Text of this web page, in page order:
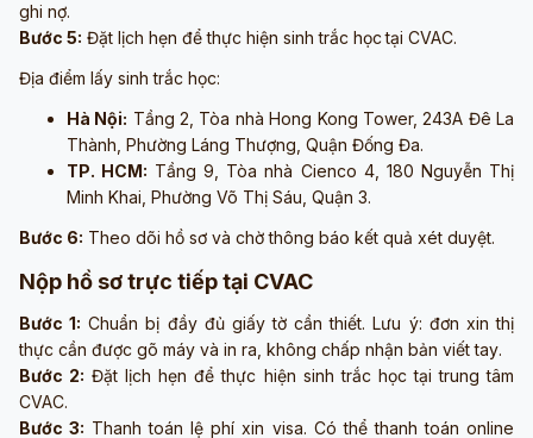
ghi nợ.
Bước 5: Đặt lịch hẹn để thực hiện sinh trắc học tại CVAC.
Địa điểm lấy sinh trắc học:
Hà Nội: Tầng 2, Tòa nhà Hong Kong Tower, 243A Đê La
Thành, Phường Láng Thượng, Quận Đống Đa.
TP. HCM: Tầng 9, Tòa nhà Cienco 4, 180 Nguyễn Thị
Minh Khai, Phường Võ Thị Sáu, Quận 3.
Bước 6: Theo dõi hồ sơ và chờ thông báo kết quả xét duyệt.
Nộp hồ sơ trực tiếp tại CVAC
Bước 1: Chuẩn bị đầy đủ giấy tờ cần thiết. Lưu ý: đơn xin thị
thực cần được gõ máy và in ra, không chấp nhận bản viết tay.
Bước 2: Đặt lịch hẹn để thực hiện sinh trắc học tại trung tâm
CVAC.
Bước 3: Thanh toán lệ phí xin visa. Có thể thanh toán online